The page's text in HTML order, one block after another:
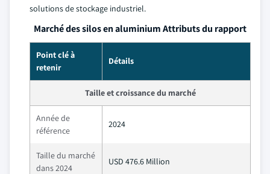
solutions de stockage industriel.
Marché des silos en aluminium Attributs du rapport
Point clé à
retenir
Détails
Taille et croissance du marché
Année de
référence
2024
Taille du marché
dans 2024
USD 476.6 Million